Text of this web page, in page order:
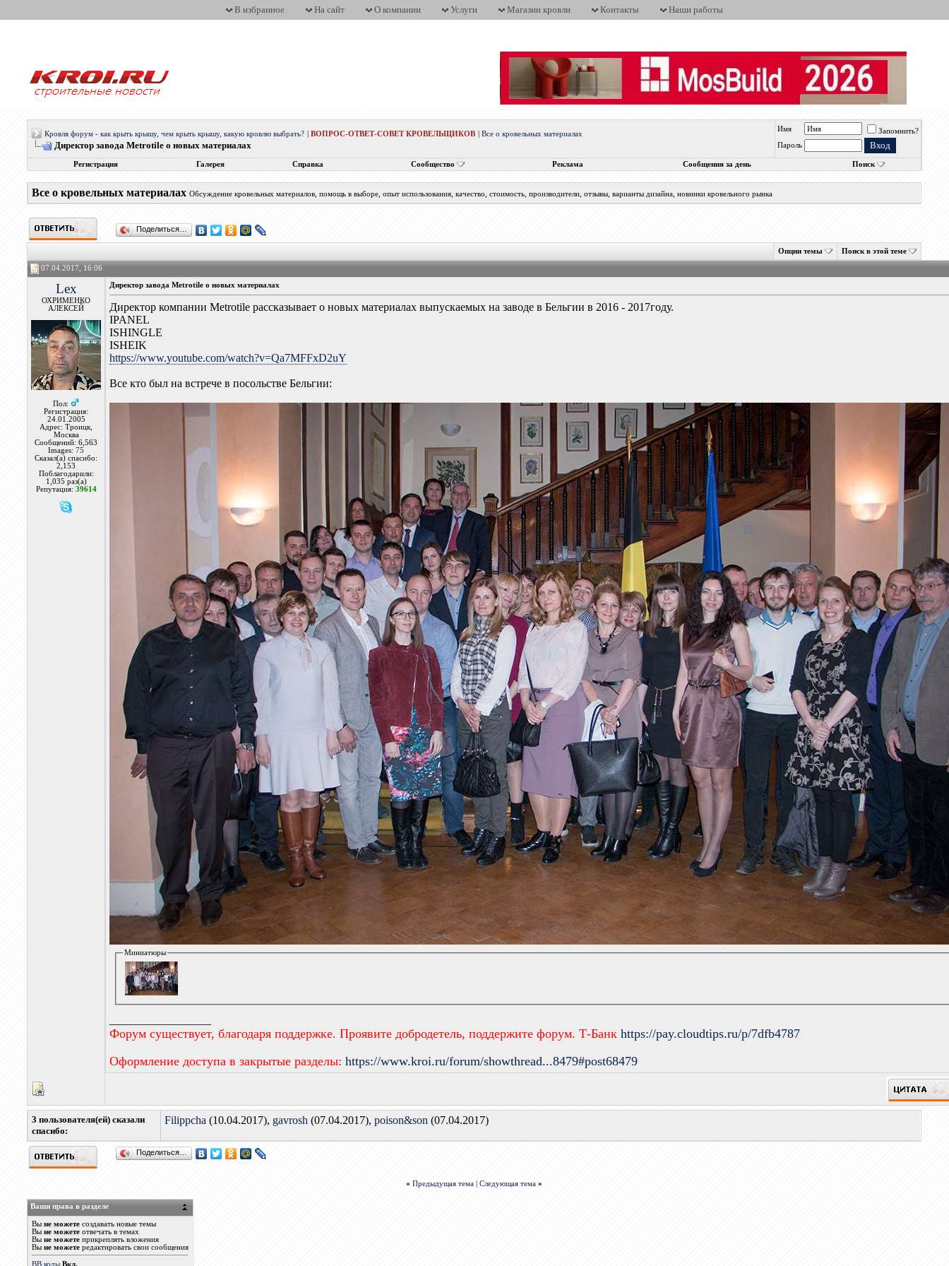
В избранное На сайт О компании Услуги Магазин кровли Контакты Наши работы
Кровля форум - как крыть крышу, чем крыть крышу, какую кровлю выбрать? |ВОПРОС-ОТВЕТ-СОВЕТ КРОВЕЛЬЩИКОВ |Все о кровельных материалах
Директор завода Metrotile о новых материалах
Имя
Запомнить?
Пароль
Регистрация Галерея Справка Сообщество Реклама Сообщения за день Поиск
Все о кровельных материалах Обсуждение кровельных материалов, помощь в выборе, опыт использования, качество, стоимость, производители, отзывы, варианты дизайна, новинки кровельного рынка
Поделиться…
Опции темы Поиск в этой теме
07.04.2017, 16:06
Lex
ОХРИМЕНКО
АЛЕКСЕЙ
Пол:
Регистрация:
24.01.2005
Адрес: Троицк,
Москва
Сообщений: 6,563
Images:75
Сказал(а) спасибо:
2,153
Поблагодарили:
1,035 раз(а)
Репутация: 39614
Директор завода Metrotile о новых материалах
Директор компании Metrotile рассказывает о новых материалах выпускаемых на заводе в Бельгии в 2016 - 2017году.
IPANEL
ISHINGLE
ISHEIK
https://www.youtube.com/watch?v=Qa7MFFxD2uY
Все кто был на встрече в посольстве Бельгии:
Миниатюры
Форум существует, благодаря поддержке. Проявите добродетель, поддержите форум. Т-Банкhttps://pay.cloudtips.ru/p/7dfb4787
Оформление доступа в закрытые разделы:https://www.kroi.ru/forum/showthread...8479#post68479
3 пользователя(ей) сказали
cпасибо:
Filippcha (10.04.2017), gavrosh (07.04.2017),poison&son (07.04.2017)
Поделиться…
« Предыдущая тема |Следующая тема »
Ваши права в разделе
Выне можете создавать новые темы
Выне можете отвечать в темах
Выне можете прикреплять вложения
Выне можете редактировать свои сообщения
BB коды Вкл.